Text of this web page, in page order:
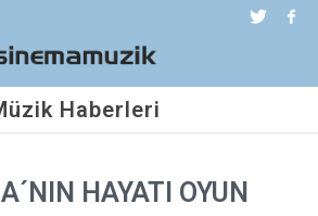
Haberleri
HAYATI OYUN